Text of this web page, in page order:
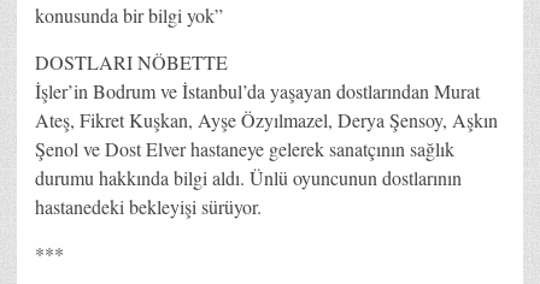
konusunda bir bilgi yok”
DOSTLARI NÖBETTE
İşler’in Bodrum ve İstanbul’da yaşayan dostlarından Murat
Ateş, Fikret Kuşkan, Ayşe Özyılmazel, Derya Şensoy, Aşkın
Şenol ve Dost Elver hastaneye gelerek sanatçının sağlık
durumu hakkında bilgi aldı. Ünlü oyuncunun dostlarının
hastanedeki bekleyişi sürüyor.
***